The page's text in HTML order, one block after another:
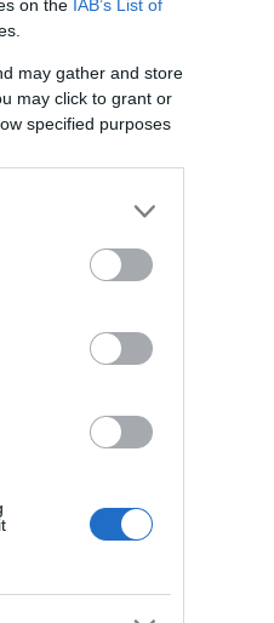
on the IAB’s List of
may gather and store
may click to grant or
specified purposes
a